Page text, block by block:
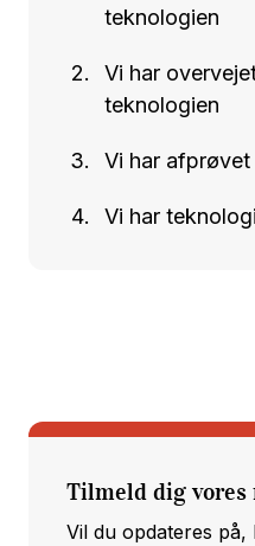
teknologien
Vi har
teknologien
Vi har
Vi har
Tilmeld dig vores
Vil du opdateres